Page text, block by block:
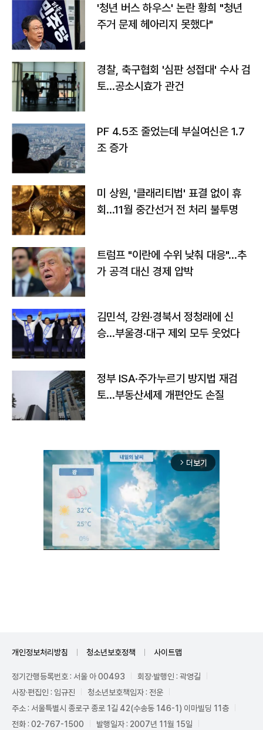
'청년 버스 하우스' 논란 황희 "청년
주거 문제 헤아리지 못했다"
경찰, 축구협회 '심판 성접대' 수사 검
토…공소시효가 관건
PF 4.5조 줄었는데 부실여신은 1.7
조 증가
미 상원, '클래리티법' 표결 없이 휴
회…11월 중간선거 전 처리 불투명
트럼프 "이란에 수위 낮춰 대응"…추
가 공격 대신 경제 압박
김민석, 강원·경북서 정청래에 신
승…부울경·대구 제외 모두 웃었다
정부 ISA·주가누르기 방지법 재검
토…부동산세제 개편안도 손질
arrow_forward_ios 더보기
개인정보처리방침 청소년보호정책 사이트맵
정기간행등록번호 : 서울 아 00493
회장·발행인 : 곽영길
사장·편집인 : 임규진
청소년보호책임자 : 전운
주소 : 서울특별시 종로구 종로 1길 42(수송동 146-1) 이마빌딩 11층
전화 : 02-767-1500
발행일자 : 2007년 11월 15일